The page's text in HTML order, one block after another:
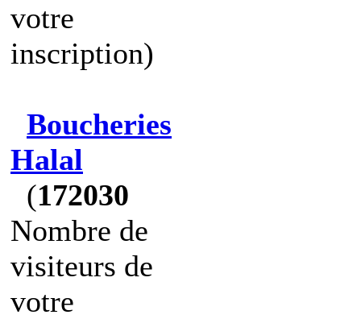
votre
inscription)
Boucheries
Halal
(172030
Nombre de
visiteurs de
votre